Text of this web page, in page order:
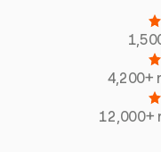
4,200+
12,000+